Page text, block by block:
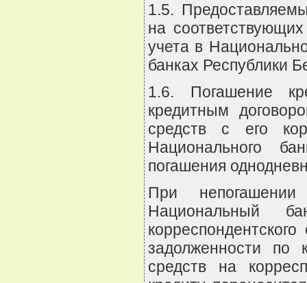
1.5.
на
учета в
банках Республики
1.6. Погашение
кредитным
средств с его
Национального
погашения
При
Национальный
задолженности по
средств на